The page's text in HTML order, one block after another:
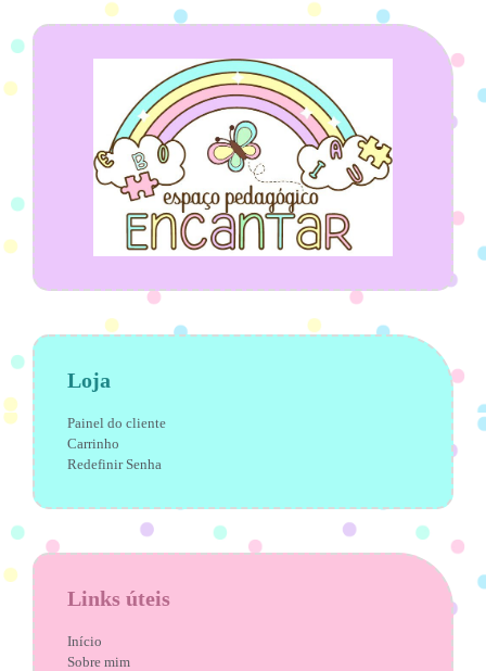
Loja
Painel do cliente
Carrinho
Redefinir Senha
Links úteis
Início
Sobre mim